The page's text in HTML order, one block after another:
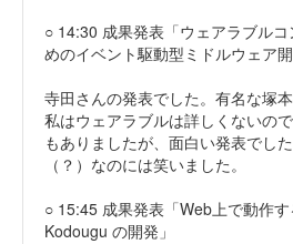
○ 14:30 成果発表「ウェアラブル
めのイベント駆動型ミドルウェア開
寺田さんの発表でした。有名な塚
私はウェアラブルは詳しくないの
もありましたが、面白い発表でし
（？）なのには笑いました。
○ 15:45 成果発表「Web上で動作
Kodougu の開発」